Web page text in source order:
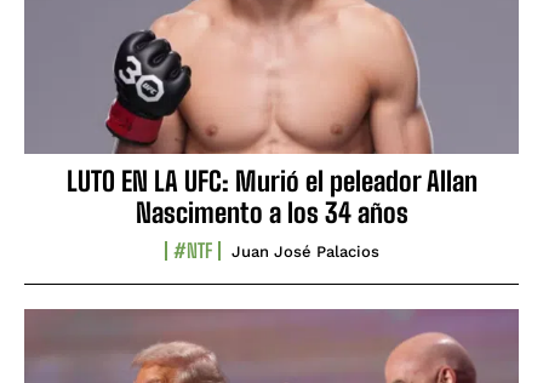
LUTO EN LA UFC: Murió el peleador Allan
Nascimento a los 34 años
#NTF Juan José Palacios